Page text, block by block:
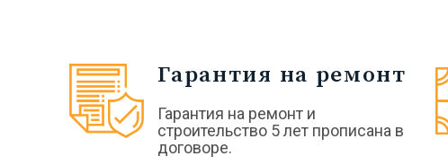
Гарантия на ремонт
Гарантия на ремонт и
строительство 5 лет прописана в
договоре.